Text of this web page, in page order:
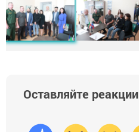
Оставляйте реакции